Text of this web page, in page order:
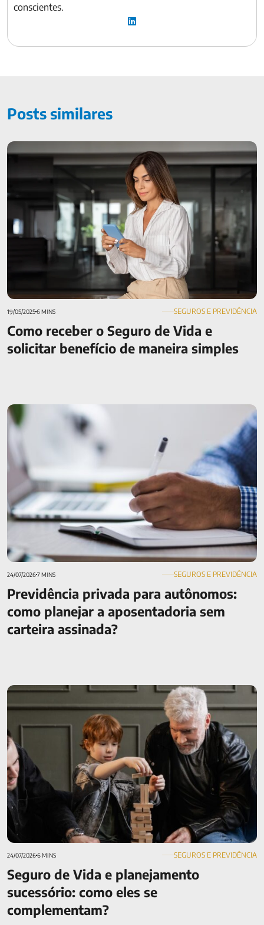
conscientes.
Posts similares
Como receber o Seguro de Vida e solicitar benefício de
maneira simples
19/05/20256 MINS SEGUROS E PREVIDÊNCIA
Como receber o Seguro de Vida e
solicitar benefício de maneira simples
Previdência privada para autônomos: como planejar a
aposentadoria sem carteira assinada?
24/07/20267 MINS SEGUROS E PREVIDÊNCIA
Previdência privada para autônomos:
como planejar a aposentadoria sem
carteira assinada?
Seguro de Vida e planejamento sucessório: como eles se
complementam?
24/07/20266 MINS SEGUROS E PREVIDÊNCIA
Seguro de Vida e planejamento
sucessório: como eles se
complementam?